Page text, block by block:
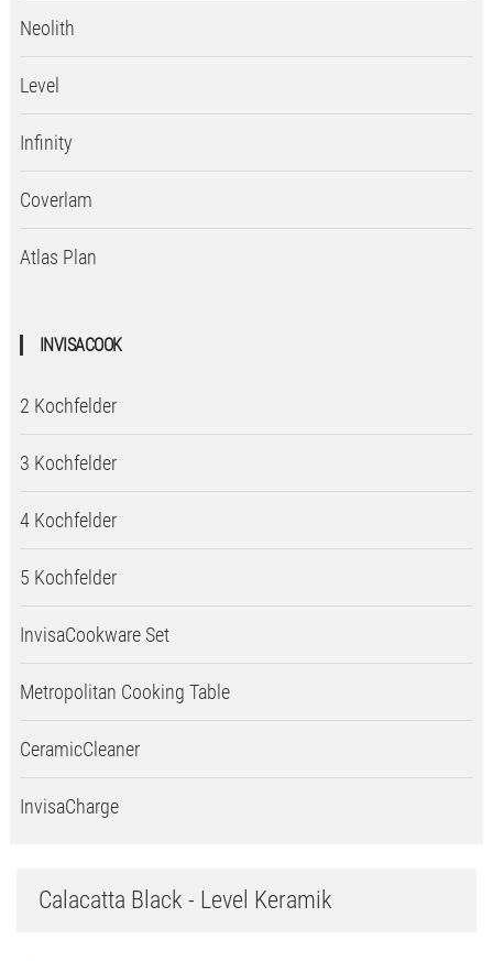
Neolith
Level
Infinity
Coverlam
Atlas Plan
INVISACOOK
2 Kochfelder
3 Kochfelder
4 Kochfelder
5 Kochfelder
InvisaCookware Set
Metropolitan Cooking Table
CeramicCleaner
InvisaCharge
Calacatta Black - Level Keramik